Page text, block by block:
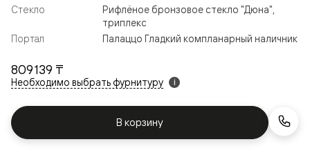
809 139 ₸
Необходимо выбрать фурнитуру i
В корзину
Стекло
Рифлёное бронзовое стекло "Дюна",
триплекс
Портал
Палаццо Гладкий компланарный наличник